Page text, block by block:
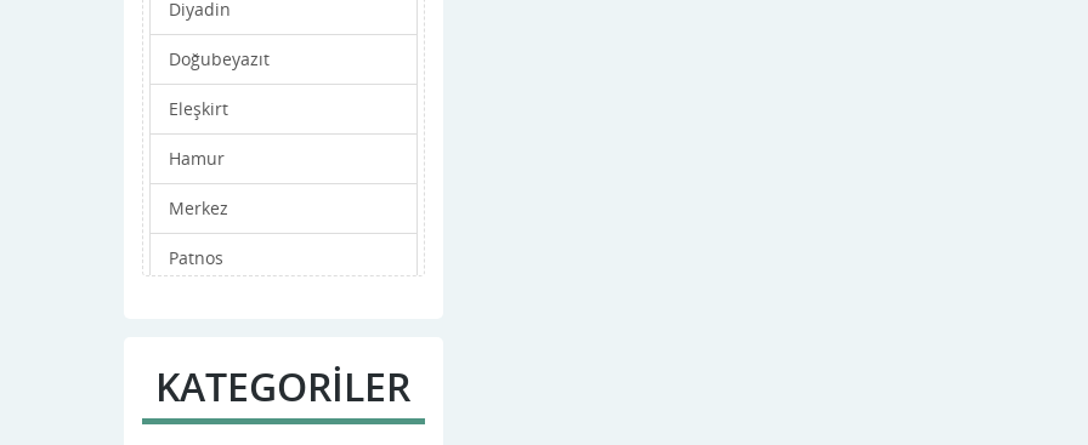
Diyadin
Doğubeyazıt
Eleşkirt
Hamur
Merkez
Patnos
KATEGORİLER